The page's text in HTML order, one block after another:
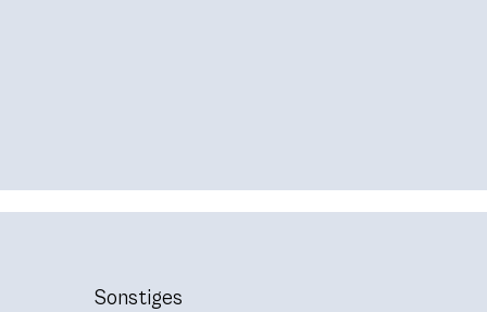
Sonstiges